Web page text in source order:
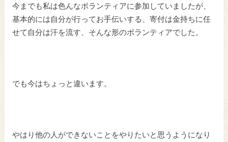
今までも私は色んなボランティアに参加していましたが、
基本的には自分が行ってお手伝いする、寄付は金持ちに任
せて自分は汗を流す、そんな形のボランティアでした。
でも今はちょっと違います。
やはり他の人ができないことをやりたいと思うようになり